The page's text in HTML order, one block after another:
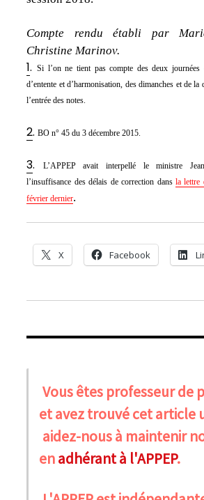
Compte rendu établi par
Christine Marinov.
1. Si l’on ne tient pas compte des deux journées
d’entente et d’harmonisation, des dimanches et de la
l’entrée des notes.
2.BO n° 45 du 3 décembre 2015.
3.
L’APPEP avait interpellé le ministre
l’insuffisance des délais de correction dans la lettre
février dernier.
X Facebook
Vous êtes professeur de
et avez trouvé cet article
aidez-nous à maintenir
enadhérant à l'APPEP.